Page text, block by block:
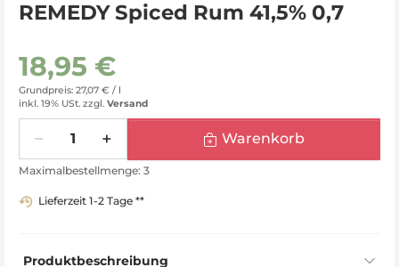
REMEDY Spiced Rum 41,5% 0,7
18,95 €
Grundpreis: 27,07 € / l
inkl. 19% USt. zzgl. Versand
Warenkorb
Maximalbestellmenge: 3
Lieferzeit 1-2 Tage **
Produktbeschreibung